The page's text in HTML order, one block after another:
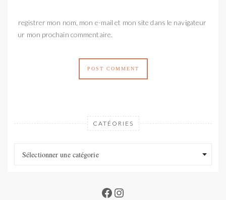
Enregistrer mon nom, mon e-mail et mon site dans le navigateur
pour mon prochain commentaire.
CATÉORIES
Sélectionner une catégorie
Facebook
Instagram